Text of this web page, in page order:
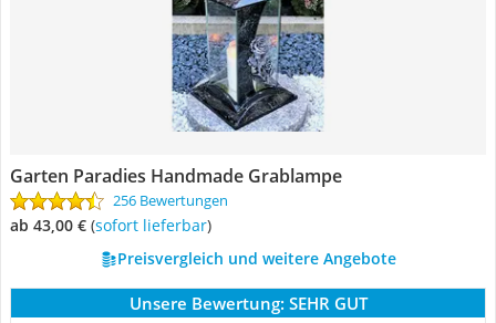
Garten Paradies Handmade Grablampe
256 Bewertungen
ab 43,00 € ( Sofort lieferbar)
Preisvergleich und weitere Angebote
Unsere Bewertung: SEHR GUT